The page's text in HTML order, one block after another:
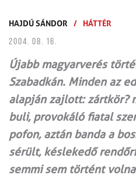
HAJDÚ SÁNDOR / HÁTTÉR
2004. 08. 16.
Újabb magyarverés
Szabadkán. Minden az
alapján zajlott: zártkör?
buli, provokáló fiatal
pofon, aztán banda a
sérült, késlekedő
semmi sem történt